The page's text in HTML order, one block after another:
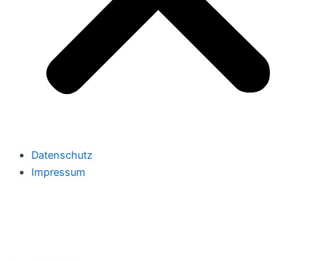
Datenschutz
Impressum